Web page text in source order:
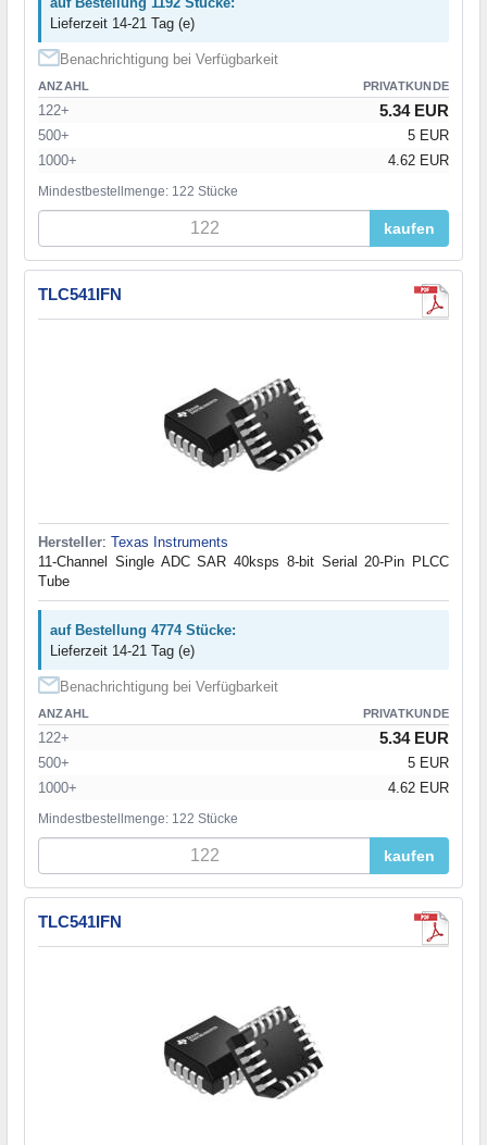
Lieferzeit 14-21 Tag (e)
Benachrichtigung bei Verfügbarkeit
ANZAHL PRIVATKUNDE
122+ 5.34 EUR
500+
5 EUR
1000+
4.62 EUR
Mindestbestellmenge: 122 Stücke
kaufen
TLC541IFN
Hersteller: Texas Instruments
11-Channel Single ADC SAR 40ksps 8-bit Serial 20-Pin PLCC
Tube
auf Bestellung 4774 Stücke:
Lieferzeit 14-21 Tag (e)
Benachrichtigung bei Verfügbarkeit
ANZAHL PRIVATKUNDE
122+ 5.34 EUR
500+
5 EUR
1000+
4.62 EUR
Mindestbestellmenge: 122 Stücke
kaufen
TLC541IFN